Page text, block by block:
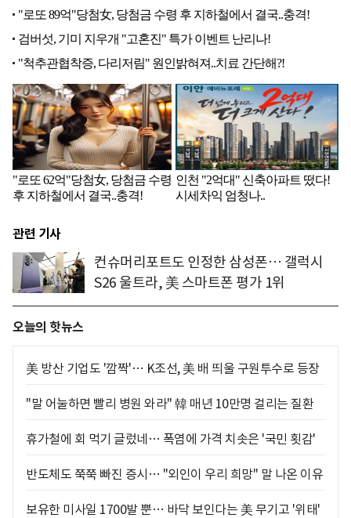
관련 기사
컨슈머리포트도 인정한 삼성폰… 갤럭시
S26 울트라, 美 스마트폰 평가 1위
오늘의 핫뉴스
美 방산 기업도 '깜짝'… K조선, 美 배 띄울 구원투수로 등장
"말 어눌하면 빨리 병원 와라" 韓 매년 10만명 걸리는 질환
휴가철에 회 먹기 글렀네… 폭염에 가격 치솟은 '국민 횟감'
반도체도 쭉쭉 빠진 증시… "외인이 우리 희망" 말 나온 이유
보유한 미사일 1700발 뿐… 바닥 보인다는 美 무기고 '위태'